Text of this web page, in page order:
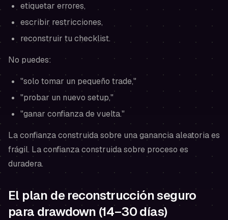
etiquetar errores,
escribir restricciones,
reconstruir tu checklist.
No puedes:
"solo tomar un pequeño trade,"
"probar un nuevo setup,"
"ganar confianza de vuelta."
La confianza construida sobre una ganancia aleatoria es
frágil. La confianza construida sobre proceso es
duradera.
El plan de reconstrucción seguro
para drawdown (14–30 días)